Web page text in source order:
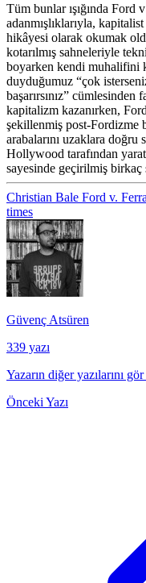
Tüm bunlar ışığında
adanmışlıklarıyla,
hikâyesi olarak okumak
kotarılmış sahneleriyle
boyarken kendi muhalifini
duyduğumuz “çok
başarırsınız”
kapitalizm kazanırken,
şekillenmiş post-Fordizme
arabalarını uzaklara
Hollywood tarafından
sayesinde geçirilmiş
Christian Bale Ford v.
times
Güvenç Atsüren
339 yazı
Yazarın diğer yazılarını
Önceki Yazı